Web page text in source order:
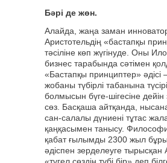
Бәрі де жөн.
Алайда, жаңа заман
Аристотельдің «бастапқы
тәсіліне көп жүгінуде. Оны
бизнес тарабында сәтімен
«Бастапқы принциптер» әдісі
жобаны түбірлі табанына
болмысын бүге-шігесіне дейін
сөз. Басқаша айтқанда,
сан-салалы дүниені тұтас
қаңқасымен танысу.
қабат ғылымды 2300 жыл
әдіспен зерделеуге тырысқан
«түгел сөздің түбі бір» деп